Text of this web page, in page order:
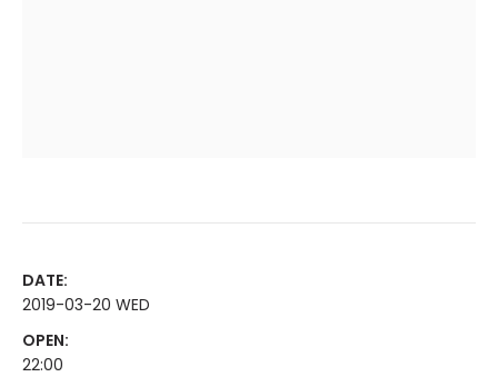
DATE:
2019-03-20 WED
OPEN:
22:00